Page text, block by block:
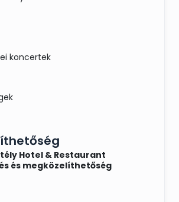
koncertek
Hotel & Restaurant
és megközelíthetőség